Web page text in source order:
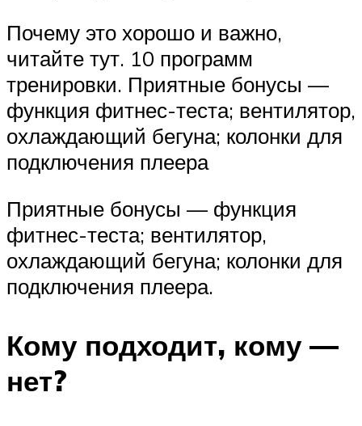
Почему это хорошо и важно,
читайте тут. 10 программ
тренировки. Приятные бонусы —
функция фитнес-теста; вентилятор,
охлаждающий бегуна; колонки для
подключения плеера
Приятные бонусы — функция
фитнес-теста; вентилятор,
охлаждающий бегуна; колонки для
подключения плеера.
Кому подходит, кому —
нет?